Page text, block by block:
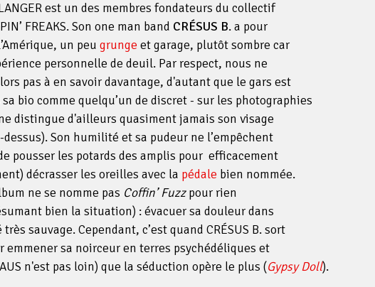
est un des membres fondateurs du collectif
FREAKS. Son one man band CRÉSUS B. a pour
un peu grunge et garage, plutôt sombre car
personnelle de deuil. Par respect, nous ne
pas à en savoir davantage, d'autant que le gars est
bio comme quelqu’un de discret - sur les photographies
distingue d'ailleurs quasiment jamais son visage
Son humilité et sa pudeur ne l’empêchent
pousser les potards des amplis pour efficacement
décrasser les oreilles avec la pédale bien nommée.
ne se nomme pas Coffin’ Fuzzpour rien
bien la situation) : évacuer sa douleur dans
sauvage. Cependant, c’est quand CRÉSUS B. sort
emmener sa noirceur en terres psychédéliques et
n'est pas loin) que la séduction opère le plus (Gypsy Doll).